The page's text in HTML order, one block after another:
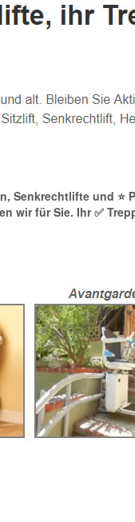
Senkrechtlifte und ⭐
wir für Sie. Ihr ✅